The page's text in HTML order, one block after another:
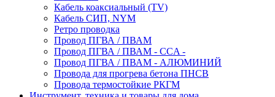
Кабель коаксиальный (TV)
Кабель СИП, NYM
Ретро проводка
Провод ПГВА / ПВАМ
Провод ПГВА / ПВАМ - CCA -
Провод ПГВА / ПВАМ - АЛЮМИНИЙ
Провода для прогрева бетона ПНСВ
Провода термостойкие РКГМ